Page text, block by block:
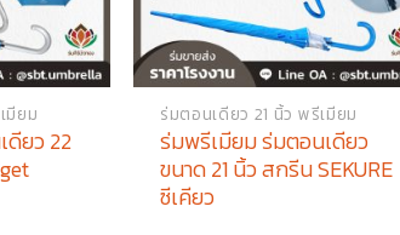
มียม
ดียว 22
ร่มตอนเดียว 21 นิ้ว พรีเมียม
ร่มพรีเมียม ร่มตอนเดียว
ขนาด 21 นิ้ว สกรีน SEKURE
ซีเคียว